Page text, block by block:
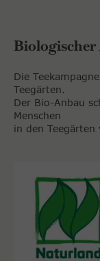
Biologischer
Die
Teegärten.
Der Bio-Anbau
Menschen
in den Teegärten